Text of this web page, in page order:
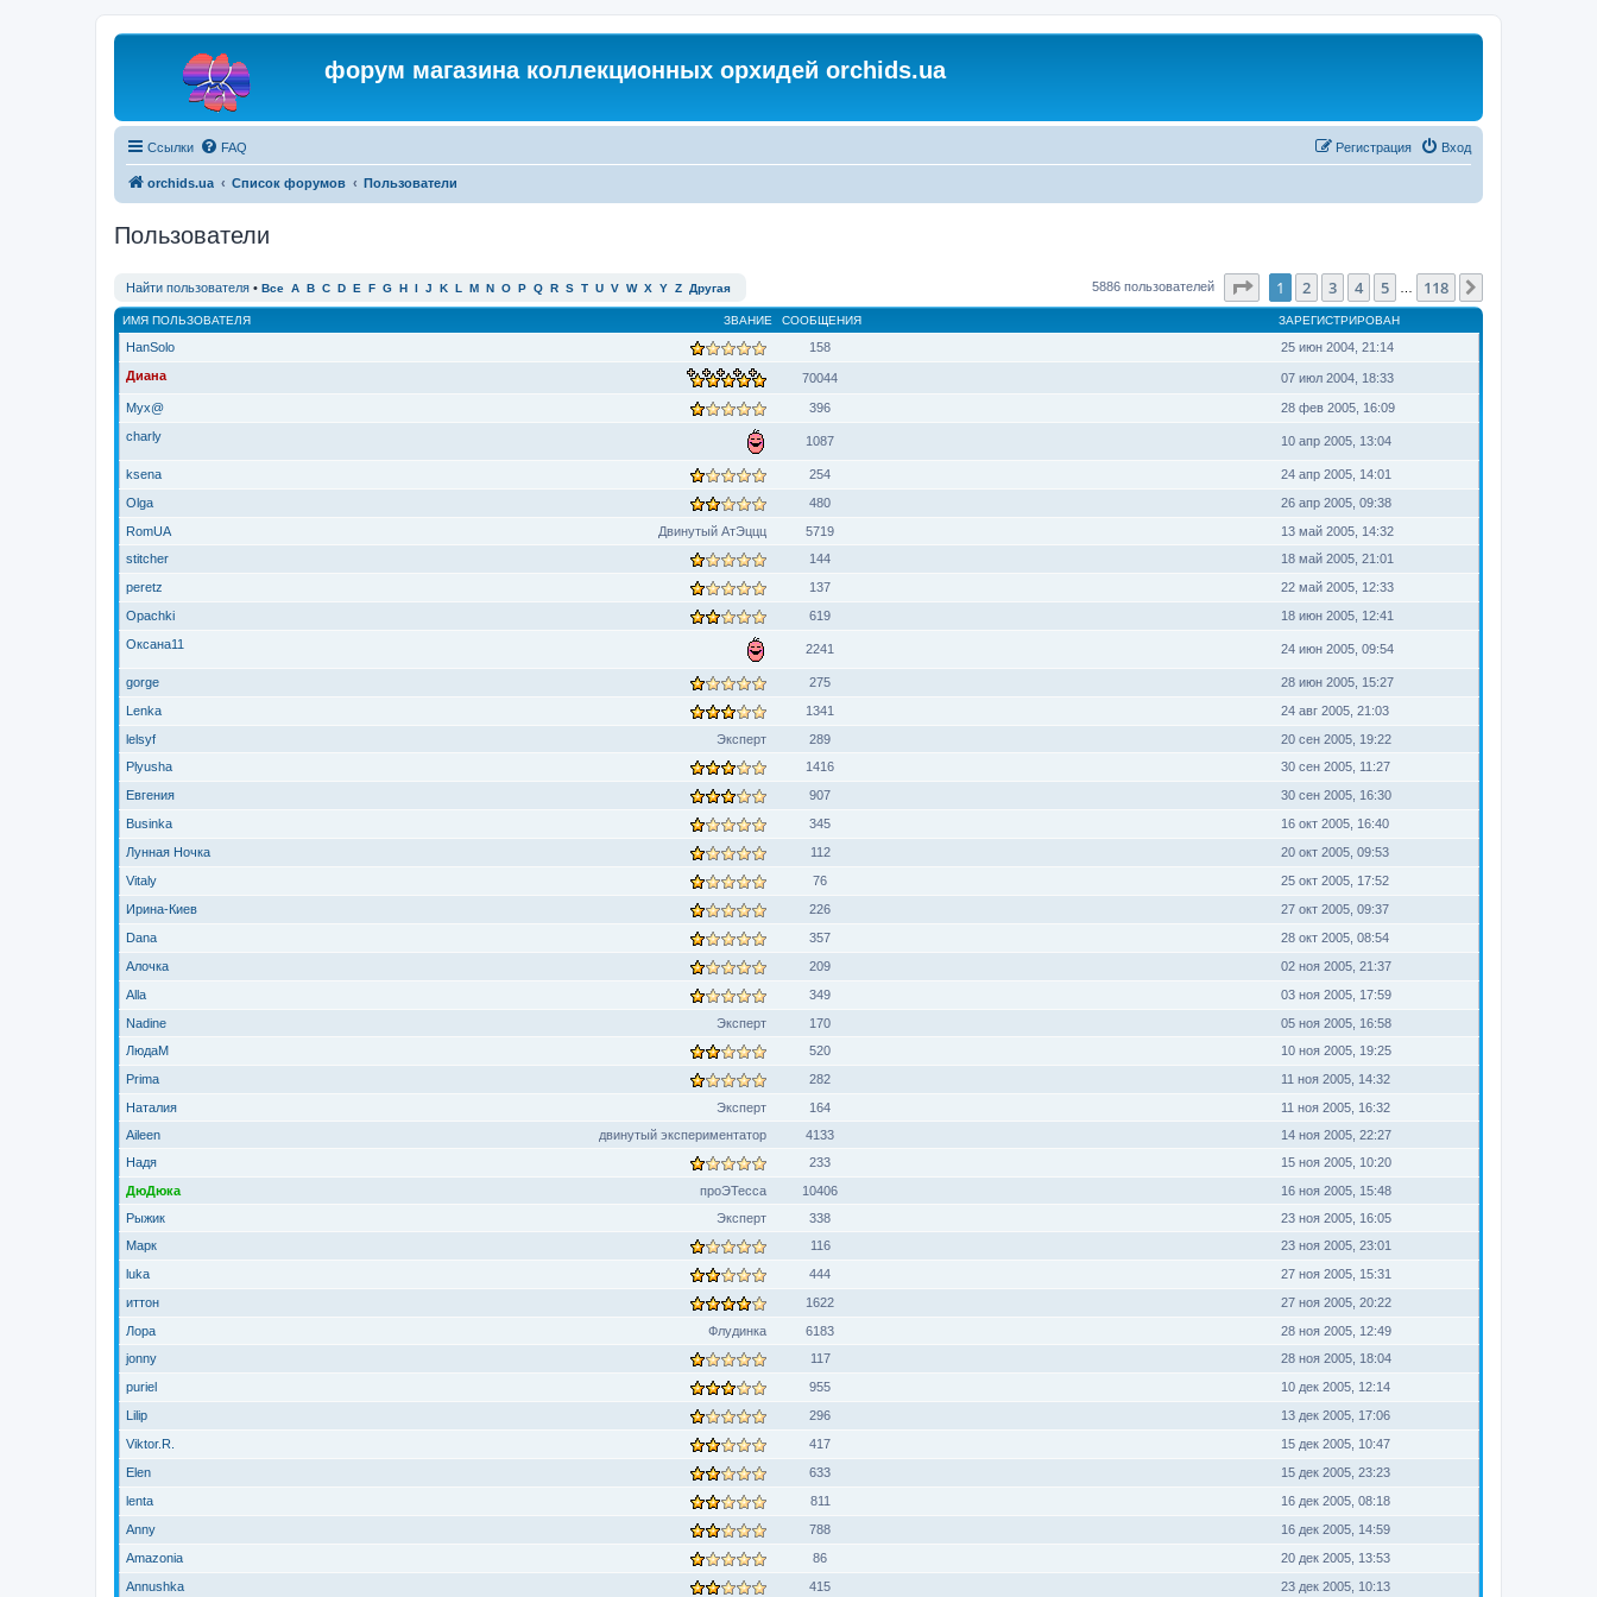
форум магазина коллекционных орхидей orchids.ua
Ссылки FAQ Вход
Регистрация
orchids.ua Список форумов Пользователи
Пользователи
Найти пользователя • Все A B C D E F G H I J K L M N O P Q R S T U V W X Y Z Другая 5886 пользователей Страница1 из 118
1 2 3 4 5 118
ЗВАНИЕ
ИМЯ ПОЛЬЗОВАТЕЛЯ СООБЩЕНИЯ ЗАРЕГИСТРИРОВАН
HanSolo 158
25 июн 2004, 21:14
Диана
70044 07 июл 2004, 18:33
Myx@ 396
28 фев 2005, 16:09
charly
1087 10 апр 2005, 13:04
ksena 254
24 апр 2005, 14:01
Olga
480
26 апр 2005, 09:38
Двинутый АтЭццц
RomUA 5719
13 май 2005, 14:32
stitcher
144
18 май 2005, 21:01
peretz
137
22 май 2005, 12:33
Opachki
619
18 июн 2005, 12:41
Оксана11
2241 24 июн 2005, 09:54
gorge 275
28 июн 2005, 15:27
Lenka
1341
24 авг 2005, 21:03
Эксперт
lelsyf 289
20 сен 2005, 19:22
Plyusha
1416
30 сен 2005, 11:27
Евгения
907
30 сен 2005, 16:30
Businka
345
16 окт 2005, 16:40
Лунная Ночка
112
20 окт 2005, 09:53
Vitaly
76
25 окт 2005, 17:52
Ирина-Киев
226
27 окт 2005, 09:37
Dana
357
28 окт 2005, 08:54
Алочка
209
02 ноя 2005, 21:37
Alla
349
03 ноя 2005, 17:59
Эксперт
Nadine 170
05 ноя 2005, 16:58
ЛюдаМ
520
10 ноя 2005, 19:25
Prima
282
11 ноя 2005, 14:32
Эксперт
Наталия 164
11 ноя 2005, 16:32
двинутый экспериментатор
Aileen 4133
14 ноя 2005, 22:27
Надя
233
15 ноя 2005, 10:20
проЭТесса
ДюДюка 10406
16 ноя 2005, 15:48
Эксперт
Рыжик 338
23 ноя 2005, 16:05
Марк
116
23 ноя 2005, 23:01
luka
444
27 ноя 2005, 15:31
иттон
1622
27 ноя 2005, 20:22
Флудинка
Лора 6183
28 ноя 2005, 12:49
jonny
117
28 ноя 2005, 18:04
puriel
955
10 дек 2005, 12:14
Lilip
296
13 дек 2005, 17:06
Viktor.R.
417
15 дек 2005, 10:47
Elen
633
15 дек 2005, 23:23
lenta
811
16 дек 2005, 08:18
Anny
788
16 дек 2005, 14:59
Amazonia
86
20 дек 2005, 13:53
Annushka
415 23 дек 2005, 10:13